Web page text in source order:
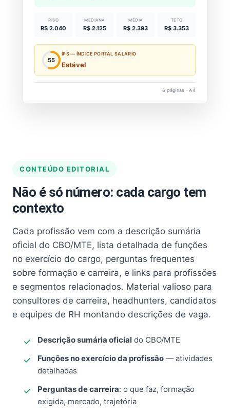
PISO
R$ 2.040
MEDIANA
R$ 2.125
MÉDIA
R$ 2.393
TETO
R$ 3.353
55
IPS — ÍNDICE PORTAL SALÁRIO
Estável
6 páginas · A4
CONTEÚDO EDITORIAL
Não é só número: cada cargo tem
contexto
Cada profissão vem com a descrição sumária
oficial do CBO/MTE, lista detalhada de funções
no exercício do cargo, perguntas frequentes
sobre formação e carreira, e links para profissões
e segmentos relacionados. Material valioso para
consultores de carreira, headhunters, candidatos
e equipes de RH montando descrições de vaga.
Descrição sumária oficial do CBO/MTE
Funções no exercício da profissão — atividades
detalhadas
Perguntas de carreira: o que faz, formação
exigida, mercado, trajetória